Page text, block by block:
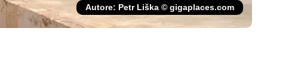
Autore: Petr Liška © gigaplaces.com